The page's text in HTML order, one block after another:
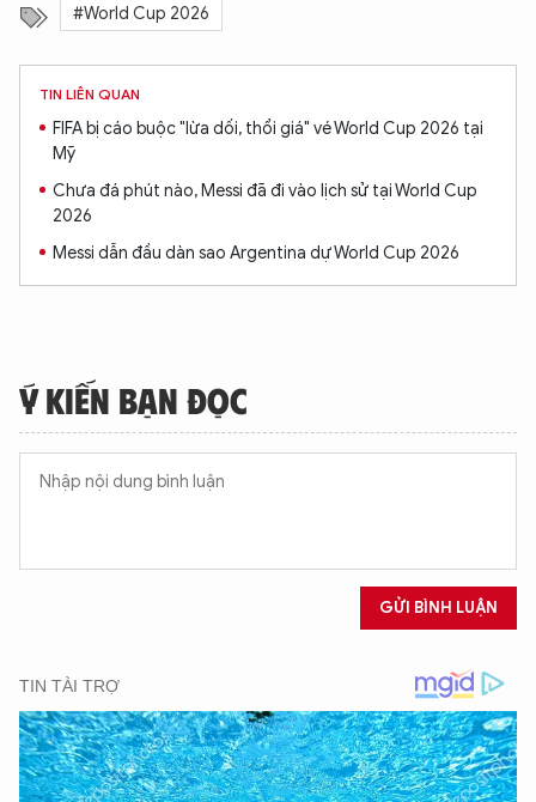
#World Cup 2026
TIN LIÊN QUAN
FIFA bị cáo buộc "lừa dối, thổi giá" vé World Cup 2026 tại
Mỹ
Chưa đá phút nào, Messi đã đi vào lịch sử tại World Cup
2026
Messi dẫn đầu dàn sao Argentina dự World Cup 2026
Ý KIẾN BẠN ĐỌC
GỬI BÌNH LUẬN